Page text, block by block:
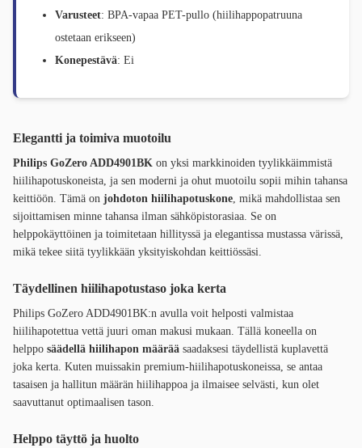
Varusteet: BPA-vapaa PET-pullo (hiilihappopatruuna
ostetaan erikseen)
Konepestävä: Ei
Elegantti ja toimiva muotoilu
Philips GoZero ADD4901BK on yksi markkinoiden tyylikkäimmistä
hiilihapotuskoneista, ja sen moderni ja ohut muotoilu sopii mihin tahansa
keittiöön. Tämä on johdoton hiilihapotuskone, mikä mahdollistaa sen
sijoittamisen minne tahansa ilman sähköpistorasiaa. Se on
helppokäyttöinen ja toimitetaan hillityssä ja elegantissa mustassa värissä,
mikä tekee siitä tyylikkään yksityiskohdan keittiössäsi.
Täydellinen hiilihapotustaso joka kerta
Philips GoZero ADD4901BK:n avulla voit helposti valmistaa
hiilihapotettua vettä juuri oman makusi mukaan. Tällä koneella on
helppo säädellä hiilihapon määrää saadaksesi täydellistä kuplavettä
joka kerta. Kuten muissakin premium-hiilihapotuskoneissa, se antaa
tasaisen ja hallitun määrän hiilihappoa ja ilmaisee selvästi, kun olet
saavuttanut optimaalisen tason.
Helppo täyttö ja huolto